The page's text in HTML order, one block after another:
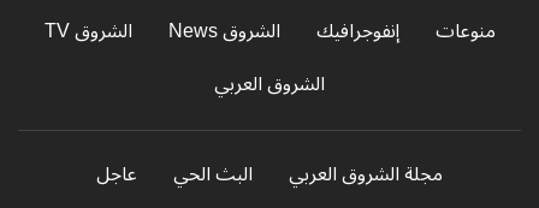
منوعات
إنفوجرافيك الشروق News
الشروق TV
الشروق العربي
مجلة الشروق العربي البث الحي
عاجل